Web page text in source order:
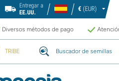
Entregar a
EE.UU.
€ (EUR)
Diversos métodos de pago
TRIBE Buscador de semillas